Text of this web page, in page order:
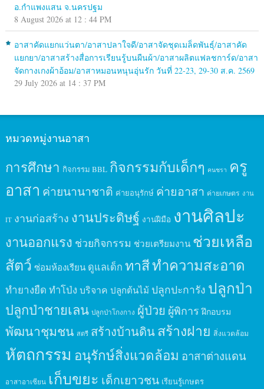
อ.กำแพงแสน จ.นครปฐม
8 August 2026 at 12 : 44 PM
อาสาคัดแยกแว่นตา/อาสาปลาใจดี/อาสาจัดชุดเมล็ดพันธุ์/อาสาคัด
แยกยา/อาสาสร้างสื่อการเรียนรู้บนผืนผ้า/อาสาผลิตแฟลชการ์ด/อาสา
จัดกางเกงผ้าอ้อม/อาสาหมอนหนุนอุ่นรัก วันที่ 22-23, 29-30 ส.ค. 2569
29 July 2026 at 14 : 37 PM
หมวดหมู่งานอาสา
การศึกษา กิจกรรม BBL กิจกรรมกับเด็กๆ คนชรา ครู
อาสา ค่ายนานาชาติ ค่ายอนุรักษ์ ค่ายอาสา ค่ายเกษตร งาน
IT งานก่อสร้าง งานประดิษฐ์ งานฝีมือ งานศิลปะ
งานออกแรง ช่วยกิจกรรม ช่วยเตรียมงาน ช่วยเหลือ
สัตว์ ซ่อมห้องเรียน ดูแลเด็ก ทาสีทำความสะอาด
ทำยางยืด ทำโป่ง บริจาค ปลูกต้นไม้ ปลูกปะการัง ปลูกป่า
ปลูกป่าชายเลน ปลูกป่าโกงกาง ผู้ป่วย ผู้พิการ ฝึกอบรม
พัฒนาชุมชน สตรี สร้างบ้านดินสร้างฝาย สิ่งแวดล้อม
หัตถกรรม อนุรักษ์สิ่งแวดล้อม อาสาต่างแดน
อาสาอาเซียน เก็บขยะ เด็กเยาวชน เรียนรู้เกษตร